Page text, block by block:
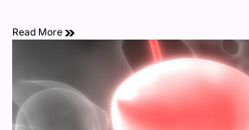
calidad de vida
Read More